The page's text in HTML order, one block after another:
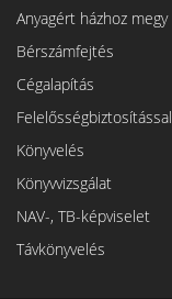
Anyagért házhoz megy
Bérszámfejtés
Cégalapítás
Felelősségbiztosítással
Könyvelés
Könyvvizsgálat
NAV-, TB-képviselet
Távkönyvelés